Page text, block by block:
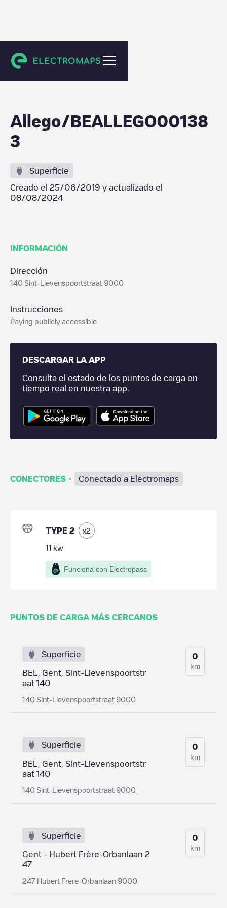
Gent
Allego/BEALLEGO00138
3
Superficie
Creado el 25/06/2019 y actualizado el
08/08/2024
INFORMACIÓN
Dirección
140 Sint-Lievenspoortstraat 9000
Instrucciones
Paying publicly accessible
DESCARGAR LA APP
Consulta el estado de los puntos de carga en
tiempo real en nuestra app.
CONECTORES · Conectado a Electromaps
TYPE 2 x2
11 kw
Funciona con Electropass
PUNTOS DE CARGA MÁS CERCANOS
Superficie
BEL, Gent, Sint-Lievenspoortstr
aat 140
140 Sint-Lievenspoortstraat 9000
0
km
Superficie
BEL, Gent, Sint-Lievenspoortstr
aat 140
140 Sint-Lievenspoortstraat 9000
0
km
Superficie
Gent - Hubert Frère-Orbanlaan 2
47
247 Hubert Frere-Orbanlaan 9000
0
km